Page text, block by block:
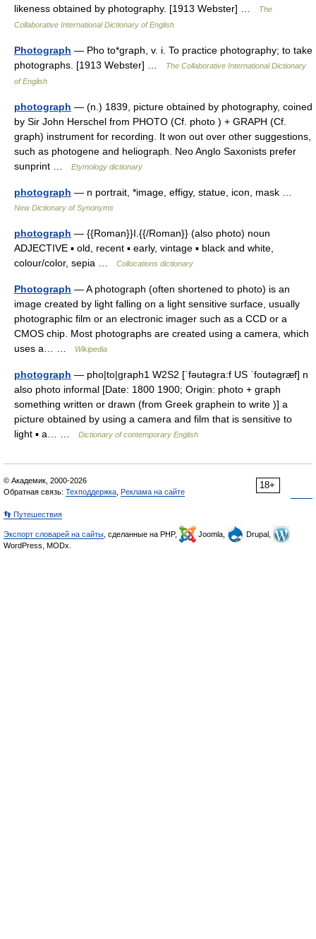
likeness obtained by photography. [1913 Webster] …
The
Collaborative International Dictionary of English
Photograph — Pho to*graph, v. i. To practice photography; to take
photographs. [1913 Webster] …
The Collaborative International Dictionary
of English
photograph — (n.) 1839, picture obtained by photography, coined
by Sir John Herschel from PHOTO (Cf. photo ) + GRAPH (Cf.
graph) instrument for recording. It won out over other suggestions,
such as photogene and heliograph. Neo Anglo Saxonists prefer
sunprint …
Etymology dictionary
photograph — n portrait, *image, effigy, statue, icon, mask …
New Dictionary of Synonyms
photograph — {{Roman}}I.{{/Roman}} (also photo) noun
ADJECTIVE ▪ old, recent ▪ early, vintage ▪ black and white,
colour/color, sepia …
Collocations dictionary
Photograph — A photograph (often shortened to photo) is an
image created by light falling on a light sensitive surface, usually
photographic film or an electronic imager such as a CCD or a
CMOS chip. Most photographs are created using a camera, which
uses a… …
Wikipedia
photograph — pho|to|graph1 W2S2 [ˈfəutəgra:f US ˈfoutəgræf] n
also photo informal [Date: 1800 1900; Origin: photo + graph
something written or drawn (from Greek graphein to write )] a
picture obtained by using a camera and film that is sensitive to
light ▪ a… …
Dictionary of contemporary English
18+
© Академик, 2000-2026
Обратная связь: Техподдержка Реклама на сайте
👣 Путешествия
Экспорт словарей на сайты , сделанные на PHP, Joomla,
Drupal,
WordPress, MODx.